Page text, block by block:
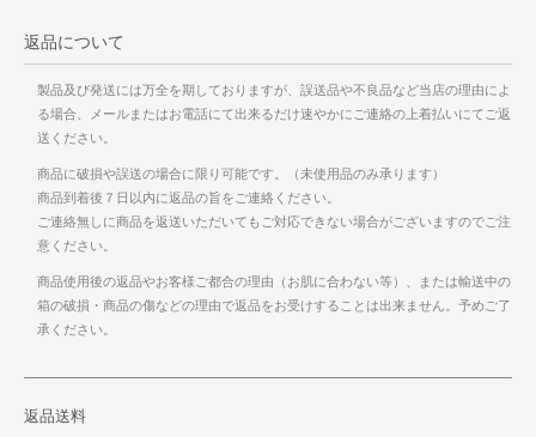
返品について
製品及び発送には万全を期しておりますが、誤送品や不良品など当店の理由によ
る場合、メールまたはお電話にて出来るだけ速やかにご連絡の上着払いにてご返
送ください。
商品に破損や誤送の場合に限り可能です。（未使用品のみ承ります）
商品到着後７日以内に返品の旨をご連絡ください。
ご連絡無しに商品を返送いただいてもご対応できない場合がございますのでご注
意ください。
商品使用後の返品やお客様ご都合の理由（お肌に合わない等）、または輸送中の
箱の破損・商品の傷などの理由で返品をお受けすることは出来ません。予めご了
承ください。
返品送料